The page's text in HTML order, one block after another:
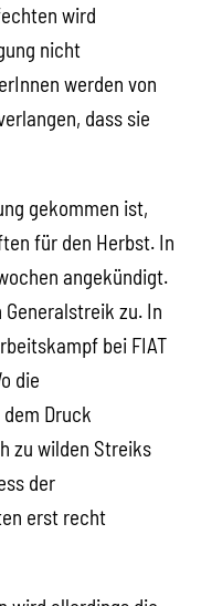
wird
nicht
werden von
dass sie
gekommen ist,
für den Herbst. In
angekündigt.
zu. In
bei FIAT
die
Druck
zu wilden Streiks
der
erst recht